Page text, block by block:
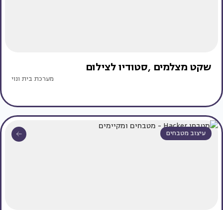
שקט מצלמים ,סטודיו לצילום
מערכת בית ונוי
עיצוב מטבחים